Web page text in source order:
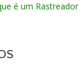
é um Rastreador